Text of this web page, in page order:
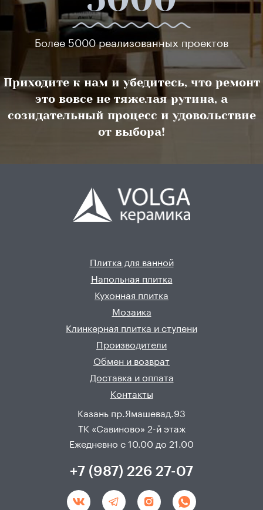
Более 5000 реализованных проектов
Приходите к нам и убедитесь, что ремонт
это вовсе не тяжелая рутина, а
созидательный процесс и удовольствие
от выбора!
Плитка для ванной
Напольная плитка
Кухонная плитка
Мозаика
Клинкерная плитка и ступени
Производители
Обмен и возврат
Доставка и оплата
Контакты
Казань пр.Ямашевад.93
ТК «Савиново» 2-й этаж
Ежедневно с 10.00 до 21.00
+7 (987) 226 27-07